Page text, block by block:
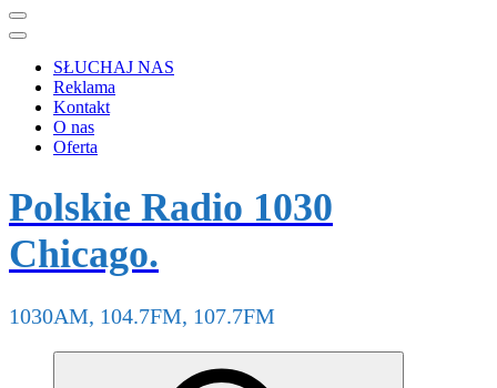
SŁUCHAJ NAS
Reklama
Kontakt
O nas
Oferta
Polskie Radio 1030
Chicago.
1030AM, 104.7FM, 107.7FM